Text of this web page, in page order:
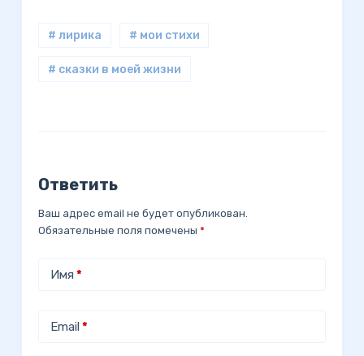
# лирика # мои стихи
# сказки в моей жизни
Ответить
Ваш адрес email не будет опубликован.
Обязательные поля помечены *
Имя *
Email*